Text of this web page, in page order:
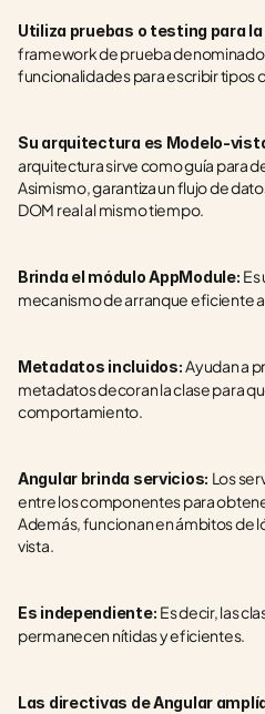
Utiliza pruebas o testing para
framework de prueba
funcionalidades para escribir tipos
Su arquitectura es Modelo-
arquitectura sirve como guía para
Asimismo, garantiza un flujo de
DOM real al mismo tiempo.
Brinda el módulo AppModule: Es
mecanismo de arranque eficiente
Metadatos incluidos: Ayudan a
metadatos decoran la clase para
comportamiento.
Angular brinda servicios: Los
entre los componentes para
Además, funcionan en ámbitos de
vista.
Es independiente: Es decir, las
permanecen nítidas y eficientes.
Las directivas de Angular